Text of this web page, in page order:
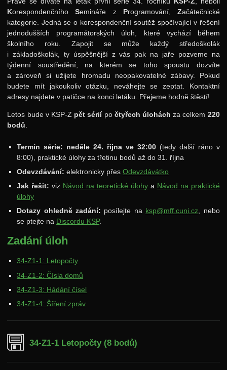
KorespondenčníhoSemináře z Programování, Začátečnické
kategorie. Jedná se o korespondenční soutěž spočívající v řešení
jednodušších programátorských úloh, které vychází během
školního roku. Zapojit se může každý středoškolák
i základoškolák, ty úspěšnější z vás pak na jaře pozveme na
týdenní soustředění, na kterém se toho spoustu dozvíte
a zároveň si užijete hromadu neopakovatelné zábavy. Pokud
budete mít jakoukoliv otázku, neváhejte se zeptat. Kontaktní
adresy najdete v patičce na konci letáku. Přejeme hodně štěstí!
Letos bude v KSP-Z pět sériípo čtyřech úlohách za celkem 220
bodů
Termín série: neděle 24. října ve 32:00(tedy další ráno v
8:00), praktické úlohy za třetinu bodů až do 31. října
Odevzdávání: elektronicky přesOdevzdávátko
Jak řešit: viz Návod na teoretické úlohya Návod na praktické
úlohy
Dotazy ohledně zadání: posílejte na ksp@mff.cuni.cz, nebo
se ptejte na Discordu KSP.
Zadání úloh
34-Z1-1: Letopočty
34-Z1-2: Čísla domů
34-Z1-3: Hádání čísel
34-Z1-4: Šíření zpráv
34-Z1-1 Letopočty (8 bodů)
Archiv starších ročníků
37. ročník: 24/25
35. ročník: 22/23
34. ročník: 21/22
Zadání 1. série
Řešení
Řešení
Výsledky
Řešení
Výsledky
Řešení
Výsledky
Zadání 5. série
Výsledky